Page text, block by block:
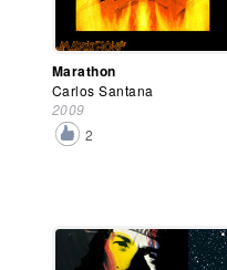
Marathon
Carlos Santana
2009
2